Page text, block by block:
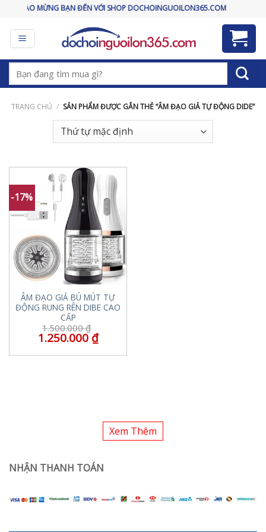
content
CHÀO MỪNG BẠN ĐẾN VỚI SHOP DOCHOINGUOILON365.COM
Tìm
kiếm:
TRANG CHỦ / SẢN PHẨM ĐƯỢC GẮN THẺ “ÂM ĐẠO GIẢ TỰ ĐỘNG DIDE”
-17%
ÂM ĐẠO GIẢ BÚ MÚT TỰ
ĐỘNG RUNG RÊN DIBE CAO
CẤP
1.500.000₫
1.250.000₫
Xem Thêm
NHẬN THANH TOÁN